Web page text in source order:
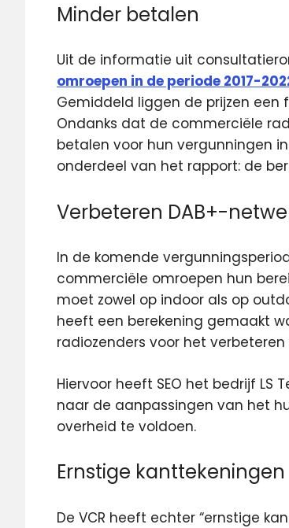
Minder betalen
Uit de informatie uit
omroepen in de periode 2017-
Gemiddeld liggen de prijzen een
Ondanks dat de commerciële
betalen voor hun vergunningen
onderdeel van het rapport: de
Verbeteren DAB+-
In de komende
commerciële omroepen hun
moet zowel op indoor als op
heeft een berekening gemaakt
radiozenders voor het verbeteren
Hiervoor heeft SEO het bedrijf
naar de aanpassingen van het
overheid te voldoen.
Ernstige kanttekeningen
De VCR heeft echter “ernstige